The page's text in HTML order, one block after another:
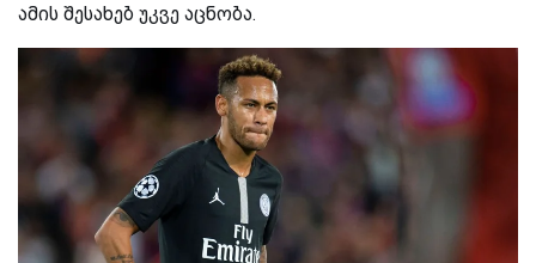
ამის შესახებ უკვე აცნობა.